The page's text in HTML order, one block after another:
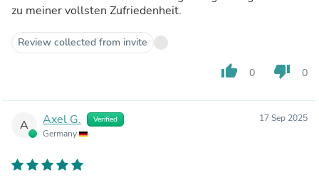
zu meiner vollsten Zufriedenheit.
Review collected from invite
thumb_up 0 thumb_down 0
A Axel G. Verified
Germany
17 Sep 2025